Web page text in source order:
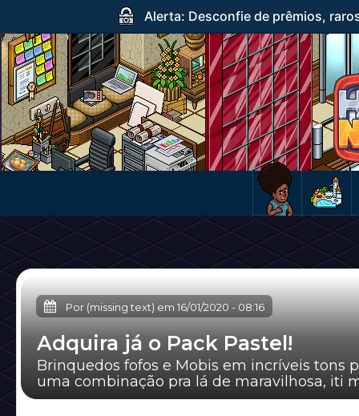
Alerta: Desconfie de prêmios,
Por (missing text) em 16/01/2020 - 08:16
Adquira já o Pack Pastel!
Brinquedos fofos e Mobis em incríveis tons
uma combinação pra lá de maravilhosa, iti
Cada Mobi que você encontra nesse P...